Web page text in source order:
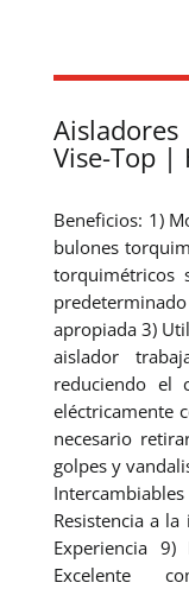
Vise-Top |
Beneficios: 1)
bulones
torquimétricos
apropiada 3)
aislador
reduciendo el
eléctricamente
necesario
golpes y
Resistencia a
Experiencia
Excelente